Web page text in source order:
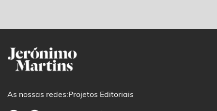
As nossas redes:Projetos Editoriais